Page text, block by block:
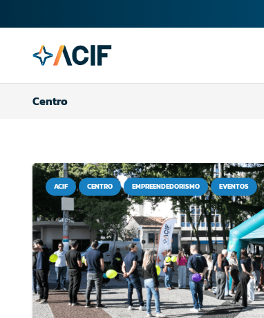
Centro
ACIF CENTRO EMPREENDEDORISMO EVENTOS